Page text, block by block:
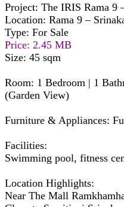
Project: The IRIS Rama 9
Location: Rama 9 –
Type: For Sale
Price: 2.45 MB
Size: 45 sqm
Room: 1 Bedroom | 1
(Garden View)
Furniture & Appliances:
Facilities:
Swimming pool, fitness
Location Highlights:
Near The Mall